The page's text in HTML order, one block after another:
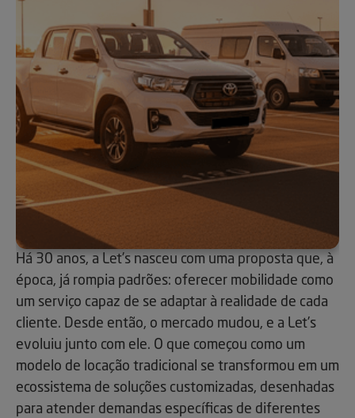
Há 30 anos, a Let’s nasceu com uma proposta que, à
época, já rompia padrões: oferecer mobilidade como
um serviço capaz de se adaptar à realidade de cada
cliente. Desde então, o mercado mudou, e a Let’s
evoluiu junto com ele. O que começou como um
modelo de locação tradicional se transformou em um
ecossistema de soluções customizadas, desenhadas
para atender demandas específicas de diferentes